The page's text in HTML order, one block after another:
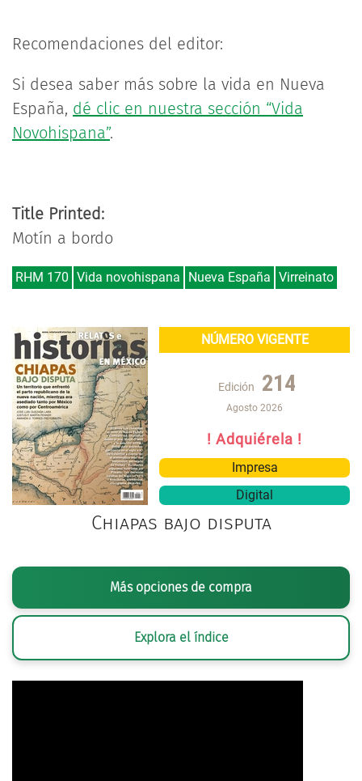
Recomendaciones del editor:
Si desea saber más sobre la vida en Nueva
España, dé clic en nuestra sección “Vida
Novohispana”.
Title Printed:
Motín a bordo
RHM 170 Vida novohispana Nueva España Virreinato
NÚMERO VIGENTE
Edición 214
Agosto 2026
! Adquiérela !
Impresa
Digital
Chiapas bajo disputa
Más opciones de compra
Explora el índice